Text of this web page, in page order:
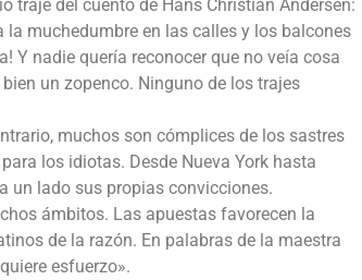
traje del cuento de Hans Christian Andersen:
muchedumbre en las calles y los balcones
Y nadie quería reconocer que no veía cosa
un zopenco. Ninguno de los trajes
muchos son cómplices de los sastres
los idiotas. Desde Nueva York hasta
un lado sus propias convicciones.
ámbitos. Las apuestas favorecen la
de la razón. En palabras de la maestra
esfuerzo».